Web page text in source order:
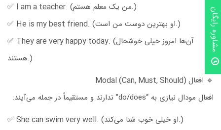
✅ I am a teacher.
(من یک معلم هستم.)
✅ He is my best friend.
(او بهترین دوست من است.)
✅ They are very happy today. (آن‌ها امروز خیلی خوشحال
هستند.)
🔹 افعال Modal (Can, Must, Should)
افعال مودال نیازی به “do/does” ندارند و مستقیماً در جمله می‌آیند:
✅ She can swim very well.
(او خیلی خوب شنا می‌کند.)
مشاوره رایگان